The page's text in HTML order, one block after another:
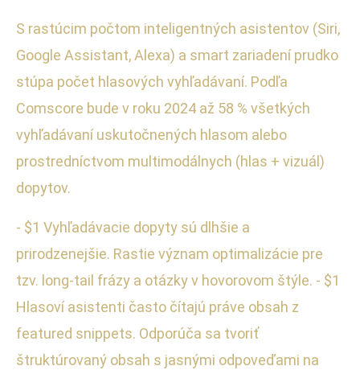
S rastúcim počtom inteligentných asistentov (Siri,
Google Assistant, Alexa) a smart zariadení prudko
stúpa počet hlasových vyhľadávaní. Podľa
Comscore bude v roku 2024 až 58 % všetkých
vyhľadávaní uskutočnených hlasom alebo
prostredníctvom multimodálnych (hlas + vizuál)
dopytov.
- $1 Vyhľadávacie dopyty sú dlhšie a
prirodzenejšie. Rastie význam optimalizácie pre
tzv. long-tail frázy a otázky v hovorovom štýle. - $1
Hlasoví asistenti často čítajú práve obsah z
featured snippets. Odporúča sa tvoriť
štruktúrovaný obsah s jasnými odpoveďami na